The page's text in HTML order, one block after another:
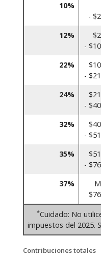
10%
-
12%
-
22%
-
24%
-
32%
-
35%
-
37%
*Cuidado: No
impuestos del 2025.
Contribuciones totales